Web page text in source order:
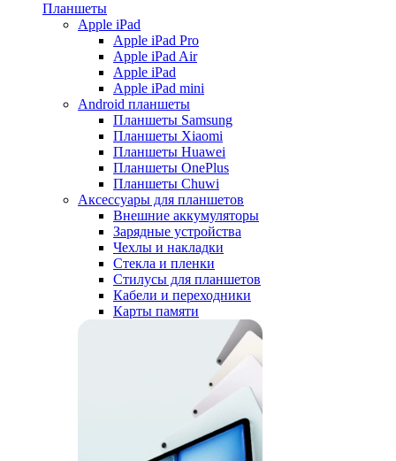
Планшеты
Apple iPad
Apple iPad Pro
Apple iPad Air
Apple iPad
Apple iPad mini
Android планшеты
Планшеты Samsung
Планшеты Xiaomi
Планшеты Huawei
Планшеты OnePlus
Планшеты Chuwi
Аксессуары для планшетов
Внешние аккумуляторы
Зарядные устройства
Чехлы и накладки
Стекла и пленки
Стилусы для планшетов
Кабели и переходники
Карты памяти